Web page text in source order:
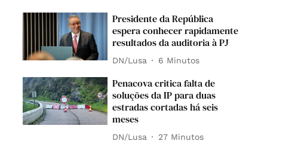
Presidente da República
espera conhecer rapidamente
resultados da auditoria à PJ
DN/Lusa 6 Minutos
Penacova critica falta de
soluções da IP para duas
estradas cortadas há seis
meses
DN/Lusa 27 Minutos